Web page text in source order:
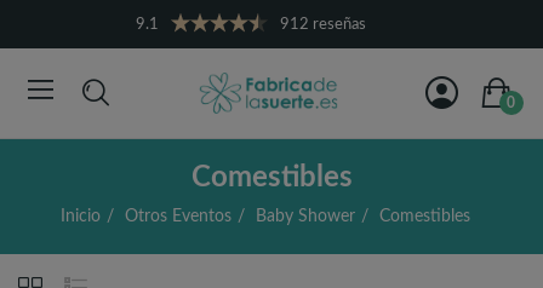
9.1 912 reseñas
0
Comestibles
Inicio Otros Eventos Baby Shower Comestibles